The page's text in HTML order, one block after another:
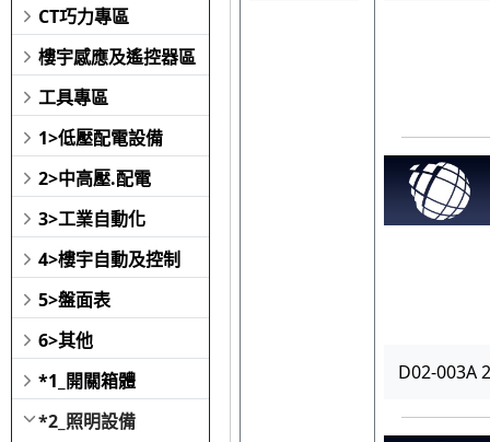
CT巧力專區
樓宇感應及遙控器區
工具專區
1>低壓配電設備
2>中高壓.配電
3>工業自動化
4>樓宇自動及控制
5>盤面表
6>其他
*1_開關箱體
*2_照明設備
D02-003A